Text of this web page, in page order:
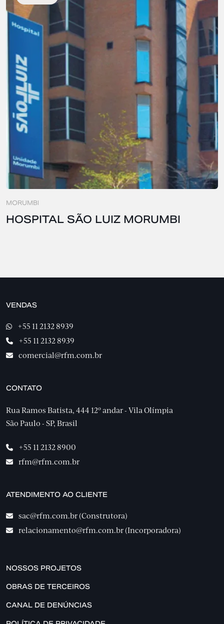
MORUMBI
HOSPITAL SÃO LUIZ MORUMBI
VENDAS
+55 11 2132 8939
+55 11 2132 8939
comercial@rfm.com.br
CONTATO
Rua Ramos Batista, 444 12º andar - Vila Olímpia
São Paulo - SP, Brasil
+55 11 2132 8900
rfm@rfm.com.br
ATENDIMENTO AO CLIENTE
sac@rfm.com.br (Construtora)
relacionamento@rfm.com.br (Incorporadora)
NOSSOS PROJETOS
OBRAS DE TERCEIROS
CANAL DE DENÚNCIAS